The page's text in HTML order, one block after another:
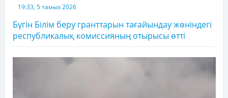
19:33, 5 тамыз 2026
Бүгін Білім беру гранттарын тағайындау жөніндегі
республикалық комиссияның отырысы өтті